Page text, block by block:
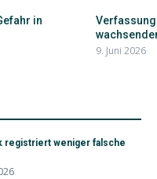
in
9. Juni 2026
registriert weniger falsche